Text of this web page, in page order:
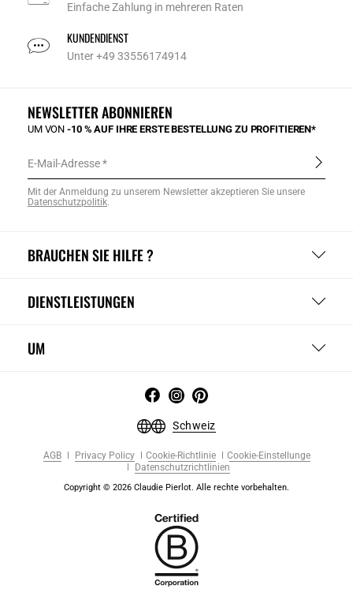
Einfache Zahlung in mehreren Raten
KUNDENDIENST
Unter +49 33556174914
BRAUCHEN SIE HILFE ?
DIENSTLEISTUNGEN
UM
NEWSLETTER ABONNIEREN
UM VON-10 % AUF IHRE ERSTE BESTELLUNG ZU PROFITIEREN*
E-Mail-Adresse
Mit der Anmeldung zu unserem Newsletter akzeptieren Sie unsere
Datenschutzpolitik.
Schweiz
AGB Privacy Policy Cookie-Richtlinie
Cookie-Einstellunge
Datenschutzrichtlinien
Copyright © 2026 Claudie Pierlot. Alle rechte vorbehalten.